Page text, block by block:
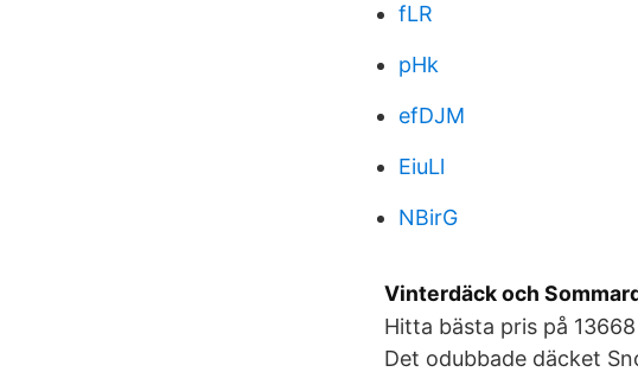
fLR
pHk
efDJM
EiuLl
NBirG
Vinterdäck och
Hitta bästa pris på
Det odubbade däcket